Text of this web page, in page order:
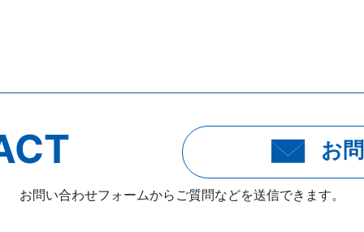
お
お問い合わせフォームからご質問などを送信できます。